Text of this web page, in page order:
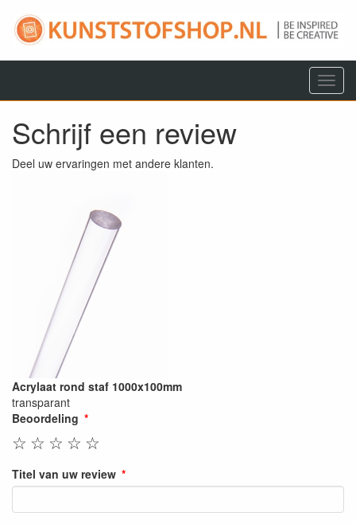
Menu
Schrijf een review
Deel uw ervaringen met andere klanten.
Acrylaat rond staf 1000x100mm
transparant
Beoordeling
☆
☆
☆
☆
☆
Titel van uw review